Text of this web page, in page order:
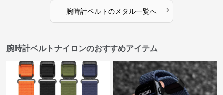
腕時計ベルトのメタル一覧へ ›
腕時計ベルトナイロンのおすすめアイテム